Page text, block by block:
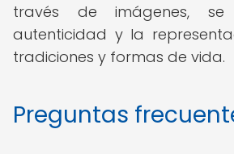
través de imágenes,
autenticidad y la
tradiciones y formas de vida.
Preguntas